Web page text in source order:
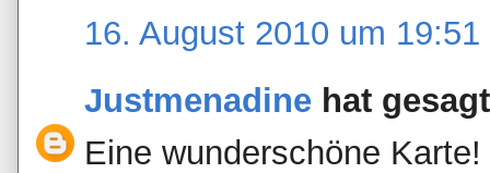
16. August 2010 um 19:51
Justmenadine hat
Eine wunderschöne Karte!